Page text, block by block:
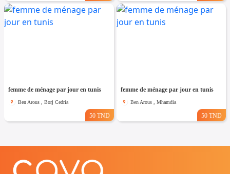
femme de ménage par jour en tunis
Ben Arous , Borj Cedria
50 TND
femme de ménage par jour en tunis
Ben Arous , Mhamdia
50 TND